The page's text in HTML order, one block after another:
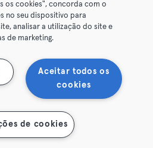
GmbH. All rights reserved.
Imprint
Withdraw contracts here
os cookies", concorda com o
no seu dispositivo para
analisar a utilização do site e
de marketing.
Aceitar todos os
cookies
de cookies